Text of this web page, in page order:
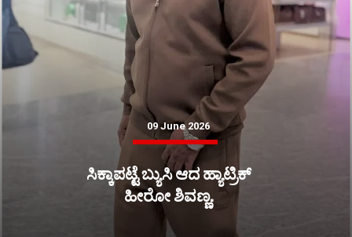
ಸಿಕ್ಕಾಪಟ್ಟೆ ಬ್ಯುಸಿ ಆದ ಹ್ಯಾಟ್ರಿಕ್
ಹೀರೋ ಶಿವಣ್ಣ.
09 June 2026